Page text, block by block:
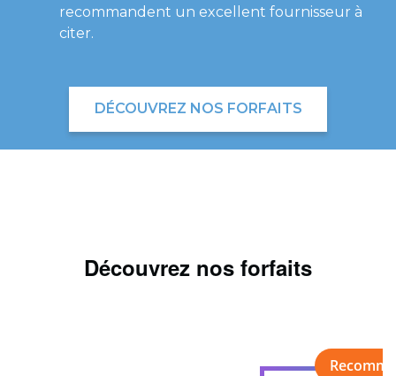
recommandent un excellent fournisseur à
citer.
DÉCOUVREZ NOS FORFAITS
Découvrez nos forfaits